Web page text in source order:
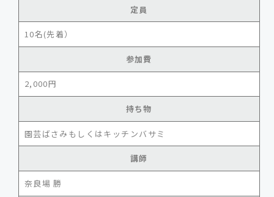
定員
10名(先着）
参加費
2,000円
持ち物
園芸ばさみもしくはキッチンバサミ
講師
奈良場 勝